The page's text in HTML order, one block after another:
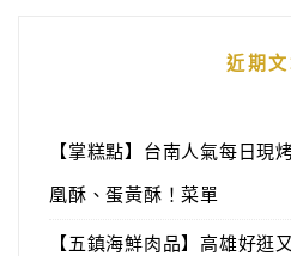
近期文
【掌糕點】台南人氣每日現
凰酥、蛋黃酥！菜單
【五鎮海鮮肉品】高雄好逛